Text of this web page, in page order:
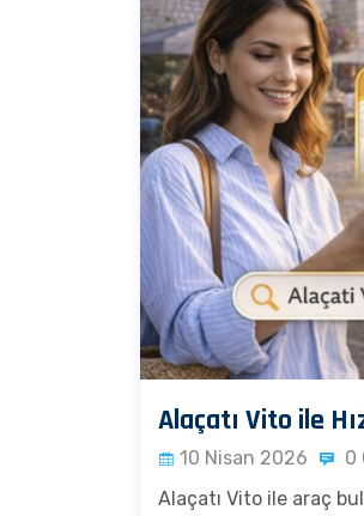
Alaçatı Vito ile
10 Nisan 2026
0
Alaçatı Vito ile araç